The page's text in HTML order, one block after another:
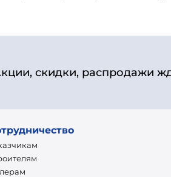
скидки, распродажи